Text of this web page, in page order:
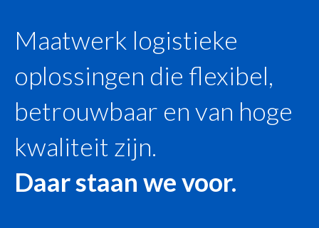
Maatwerk logistieke
oplossingen die flexibel,
betrouwbaar en van hoge
kwaliteit zijn.
Daar staan we voor.